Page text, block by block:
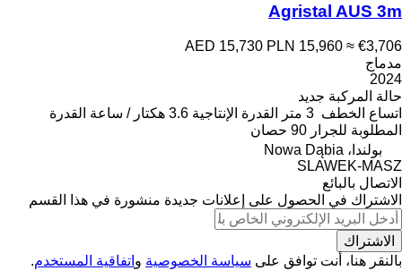
Agristal AUS 3m
AED 15,730 PLN 15,960 ≈ €3,706
مدماج
2024
حالة المركبة جديد
اتساع الخطف 3 متر القدرة الإنتاجية 3.6 هكتار / ساعة
القدرة
المطلوبة للجرار 90 حصان
بولندا، Nowa Dąbia
SLAWEK-MASZ
الاتصال بالبائع
الاشتراك في الحصول على إعلانات جديدة منشورة في هذا القسم
الاشتراك
بالنقر هنا، أنت توافق على سياسة الخصوصية و اتفاقية المستخدم.